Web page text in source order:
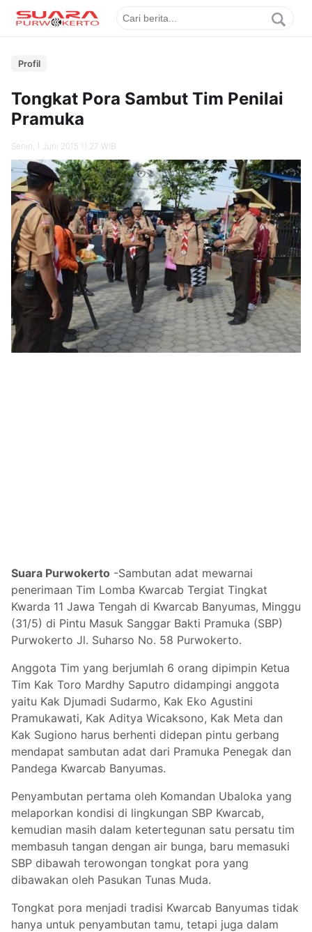
Profil
Tongkat Pora Sambut Tim Penilai
Pramuka
Senin, 1 Juni 2015 11.27 WIB
Suara Purwokerto -Sambutan adat mewarnai
penerimaan Tim Lomba Kwarcab Tergiat Tingkat
Kwarda 11 Jawa Tengah di Kwarcab Banyumas, Minggu
(31/5) di Pintu Masuk Sanggar Bakti Pramuka (SBP)
Purwokerto Jl. Suharso No. 58 Purwokerto.
Anggota Tim yang berjumlah 6 orang dipimpin Ketua
Tim Kak Toro Mardhy Saputro didampingi anggota
yaitu Kak Djumadi Sudarmo, Kak Eko Agustini
Pramukawati, Kak Aditya Wicaksono, Kak Meta dan
Kak Sugiono harus berhenti didepan pintu gerbang
mendapat sambutan adat dari Pramuka Penegak dan
Pandega Kwarcab Banyumas.
Penyambutan pertama oleh Komandan Ubaloka yang
melaporkan kondisi di lingkungan SBP Kwarcab,
kemudian masih dalam ketertegunan satu persatu tim
membasuh tangan dengan air bunga, baru memasuki
SBP dibawah terowongan tongkat pora yang
dibawakan oleh Pasukan Tunas Muda.
Tongkat pora menjadi tradisi Kwarcab Banyumas tidak
hanya untuk penyambutan tamu, tetapi juga dalam